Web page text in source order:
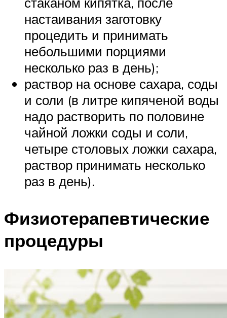
настаивания заготовку
процедить и принимать
небольшими порциями
несколько раз в день);
раствор на основе сахара, соды
и соли (в литре кипяченой воды
надо растворить по половине
чайной ложки соды и соли,
четыре столовых ложки сахара,
раствор принимать несколько
раз в день).
Физиотерапевтические
процедуры